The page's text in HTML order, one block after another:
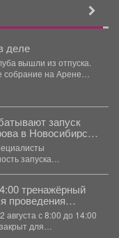
деле
вышли из отпуска.
собрание на Арене
запуск
в Новосибирск
запуска
тренажёрный
проведения
обработки.
для